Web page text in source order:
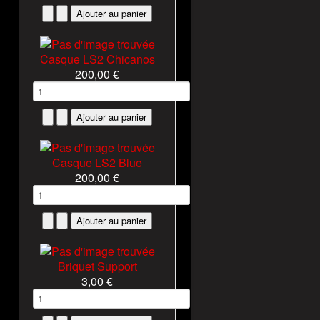
Casque LS2 Chicanos
200,00 €
Casque LS2 Blue
200,00 €
Briquet Support
3,00 €